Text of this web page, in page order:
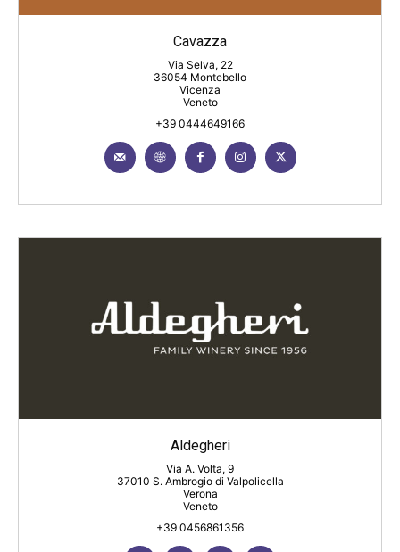
Cavazza
Via Selva, 22
36054 Montebello
Vicenza
Veneto
+39 0444649166
Aldegheri
Via A. Volta, 9
37010 S. Ambrogio di Valpolicella
Verona
Veneto
+39 0456861356